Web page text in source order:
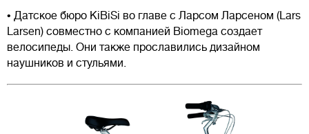
• Датское бюро KiBiSi во главе с Ларсом Ларсеном (Lars
Larsen) совместно с компанией Biomega создает
велосипеды. Они также прославились дизайном
наушников и стульями.